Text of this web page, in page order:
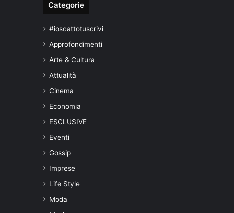
Categorie
#ioscattotuscrivi
Approfondimenti
Arte & Cultura
Attualità
Cinema
Economia
ESCLUSIVE
Eventi
Gossip
Imprese
Life Style
Moda